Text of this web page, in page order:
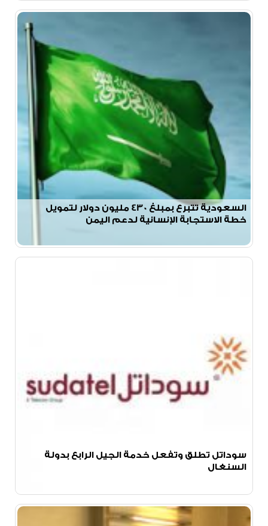
السعودية تتبرع بمبلغ 430 مليون دولار لتمويل
خطة الاستجابة الإنسانية لدعم اليمن
سوداتل تطلق وتفعل خدمة الجيل الرابع بدولة
السنغال